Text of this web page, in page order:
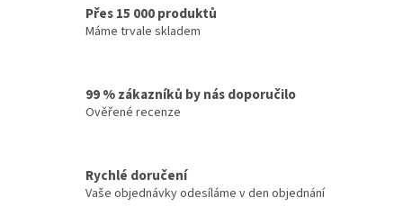
Přes 15 000 produktů
Máme trvale skladem
99 % zákazníků by nás doporučilo
Ověřené recenze
Rychlé doručení
Vaše objednávky odesíláme v den objednání